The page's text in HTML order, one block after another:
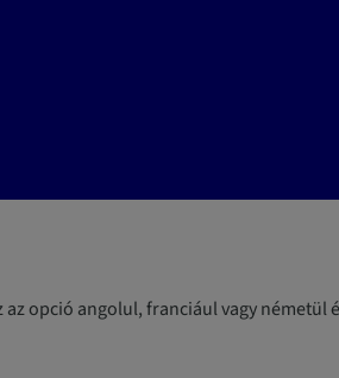
opció angolul, franciául vagy németül